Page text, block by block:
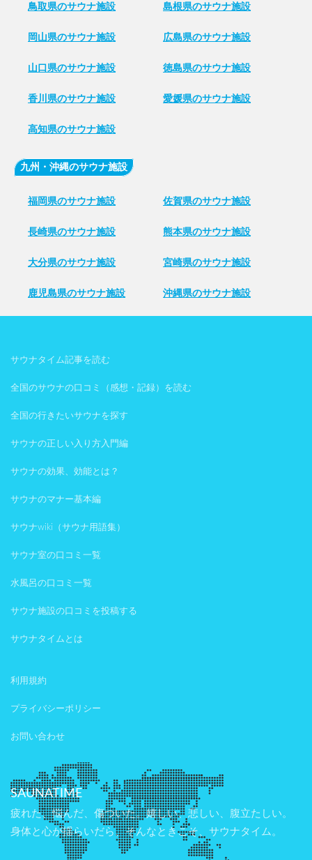
鳥取県のサウナ施設 島根県のサウナ施設
岡山県のサウナ施設 広島県のサウナ施設
山口県のサウナ施設 徳島県のサウナ施設
香川県のサウナ施設 愛媛県のサウナ施設
高知県のサウナ施設
九州・沖縄のサウナ施設
福岡県のサウナ施設 佐賀県のサウナ施設
長崎県のサウナ施設 熊本県のサウナ施設
大分県のサウナ施設 宮崎県のサウナ施設
鹿児島県のサウナ施設 沖縄県のサウナ施設
サウナタイム記事を読む
全国のサウナの口コミ（感想・記録）を読む
全国の行きたいサウナを探す
サウナの正しい入り方入門編
サウナの効果、効能とは？
サウナのマナー基本編
サウナwiki（サウナ用語集）
サウナ室の口コミ一覧
水風呂の口コミ一覧
サウナ施設の口コミを投稿する
サウナタイムとは
利用規約
プライバシーポリシー
お問い合わせ
SAUNATIME
疲れた、悩んだ、傷ついた。嬉しい、悲しい、腹立たしい。
身体と心が揺らいだら、そんなときこそ、サウナタイム。